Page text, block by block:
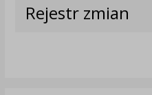
Rejestr zmian